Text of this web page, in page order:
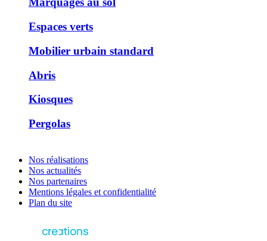
Espaces verts
Mobilier urbain standard
Abris
Kiosques
Pergolas
Nos réalisations
Nos actualités
Nos partenaires
Mentions légales et confidentialité
Plan du site